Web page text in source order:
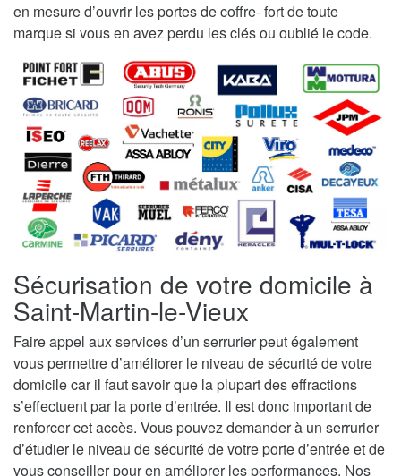
en mesure d’ouvrir les portes de coffre- fort de toute
marque si vous en avez perdu les clés ou oublié le code.
Sécurisation de votre domicile à
Saint-Martin-le-Vieux
Faire appel aux services d’un serrurier peut également
vous permettre d’améliorer le niveau de sécurité de votre
domicile car il faut savoir que la plupart des effractions
s’effectuent par la porte d’entrée. Il est donc important de
renforcer cet accès. Vous pouvez demander à un serrurier
d’étudier le niveau de sécurité de votre porte d’entrée et de
vous conseiller pour en améliorer les performances. Nos